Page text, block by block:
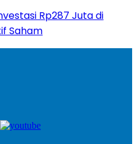
Rp287 Juta di
Saham